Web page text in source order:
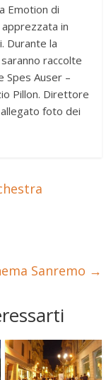
Emotion di
apprezzata in
Durante la
raccolte
Spes Auser –
Pillon. Direttore
foto dei
Sanremo →